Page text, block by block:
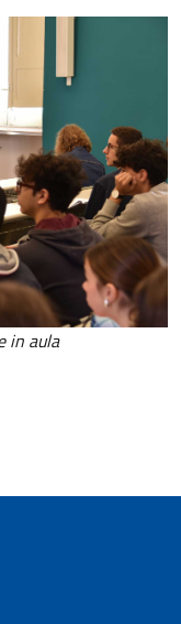
in aula